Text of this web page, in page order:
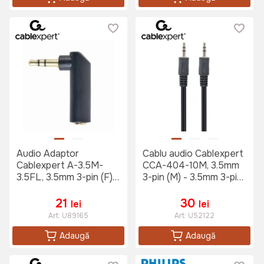
Audio Adaptor
Cablexpert A-3.5M-
3.5FL, 3.5mm 3-pin (F) -
21 lei
Art: U89165
Adaugă
Cablu audio Cablexpert
CCA-404-10M, 3.5mm
3-pin (M) - 3.5mm 3-pin
30 lei
Art: U52122
Adaugă